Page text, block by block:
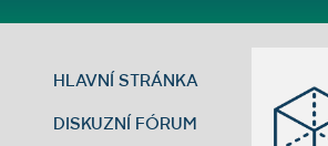
HLAVNÍ STRÁNKA
DISKUZNÍ FÓRUM